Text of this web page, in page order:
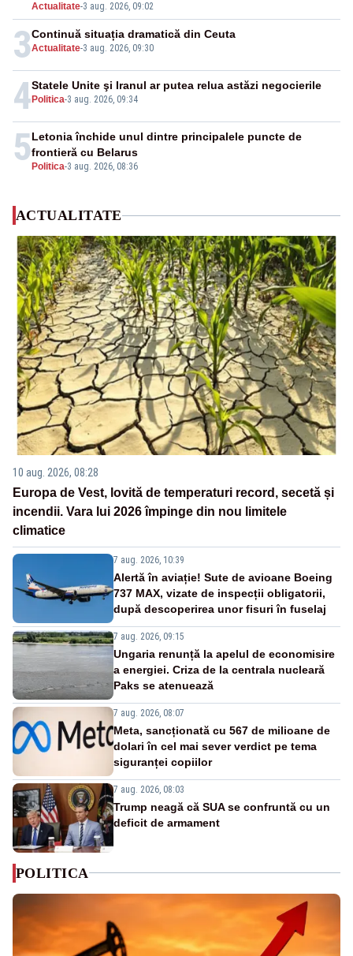
Actualitate-3 aug. 2026, 09:02
3Actualitate-3 aug. 2026, 09:30
Continuă situația dramatică din Ceuta
4 Politica-3 aug. 2026, 09:34
Statele Unite şi Iranul ar putea relua astăzi negocierile
5 Politica-3 aug. 2026, 08:36
Letonia închide unul dintre principalele puncte de
frontieră cu Belarus
ACTUALITATE
10 aug. 2026, 08:28
Europa de Vest, lovită de temperaturi record, secetă și
incendii. Vara lui 2026 împinge din nou limitele
climatice
7 aug. 2026, 10:39
Alertă în aviație! Sute de avioane Boeing
737 MAX, vizate de inspecții obligatorii,
după descoperirea unor fisuri în fuselaj
7 aug. 2026, 09:15
Ungaria renunță la apelul de economisire
a energiei. Criza de la centrala nucleară
Paks se atenuează
7 aug. 2026, 08:07
Meta, sancționată cu 567 de milioane de
dolari în cel mai sever verdict pe tema
siguranței copiilor
7 aug. 2026, 08:03
Trump neagă că SUA se confruntă cu un
deficit de armament
POLITICA